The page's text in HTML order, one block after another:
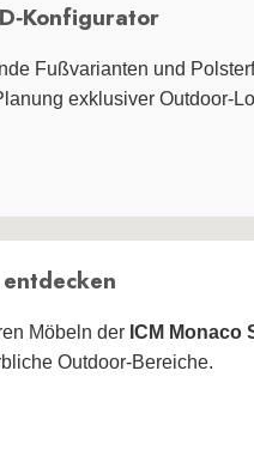
Fußvarianten und
exklusiver
Möbeln der ICM Monaco
Outdoor‑Bereiche.